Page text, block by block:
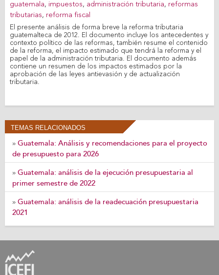
guatemala, impuestos, administración tributaria, reformas
tributarias, reforma fiscal
El presente análisis de forma breve la reforma tributaria
guatemalteca de 2012. El documento incluye los antecedentes y
contexto político de las reformas, también resume el contenido
de la reforma, el impacto estimado que tendrá la reforma y el
papel de la administración tributaria. El documento además
contiene un resumen de los impactos estimados por la
aprobación de las leyes antievasión y de actualización
tributaria.
TEMAS RELACIONADOS
» Guatemala: Análisis y recomendaciones para el proyecto
de presupuesto para 2026
» Guatemala: análisis de la ejecución presupuestaria al
primer semestre de 2022
» Guatemala: análisis de la readecuación presupuestaria
2021